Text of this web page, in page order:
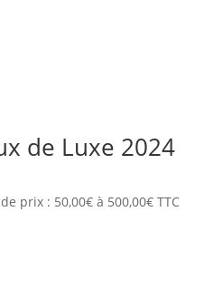
de Luxe 2024
prix : 50,00€ à 500,00€ TTC